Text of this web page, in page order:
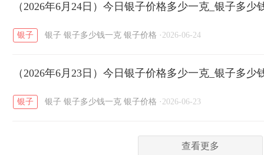
（2026年6月24日）今日银子价格多少一克_银子多少
银子 银子 银子多少钱一克 银子价格 · 2026-06-24
（2026年6月23日）今日银子价格多少一克_银子多少
银子 银子 银子多少钱一克 银子价格 · 2026-06-23
查看更多